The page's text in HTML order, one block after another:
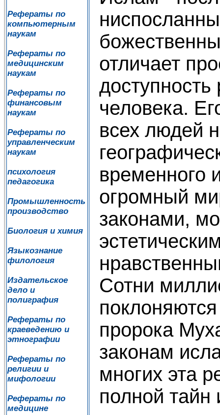
Рефераты по
компьютерным
наукам
Рефераты по
медицинским
наукам
Рефераты по
финансовым
наукам
Рефераты по
управленческим
наукам
психология
педагогика
Промышленность
производство
Биология и химия
Языкознание
филология
Издательское
дело и
полиграфия
Рефераты по
краеведению и
этнографии
Рефераты по
религии и
мифологии
Рефераты по
медицине
отличает
человека.
всех людей
временного
огромный
законами,
Сотни
пророка
законам
многих эта
полной тайн